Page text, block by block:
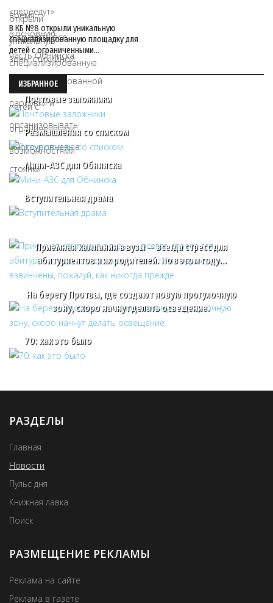
В КБ №8 открыли уникальную
специализированную площадку для
детей с ограниченными…
ИЗБРАННОЕ
Почтовые заложники
Размышления со списком
Мини-АЗС для Обнинска
Вступительная драма
Приемная кампания в вузы — всегда стресс для
абитуриентов и их родителей. Но в этом году…
На берегу Протвы, где создают новую прогулочную
зону, скоро начнут делать освещение.
70: как это было
РАЗДЕЛЫ
Главная
Новости
Пульс дня
Книжная лавка
Поиск
РАЗМЕЩЕНИЕ РЕКЛАМЫ
Реклама на сайте
Реклама в газете